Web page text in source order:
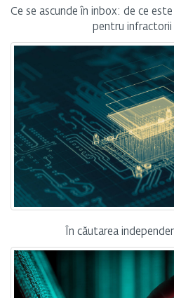
Ce se ascunde în inbox: de ce
pentru infractorii
În căutarea